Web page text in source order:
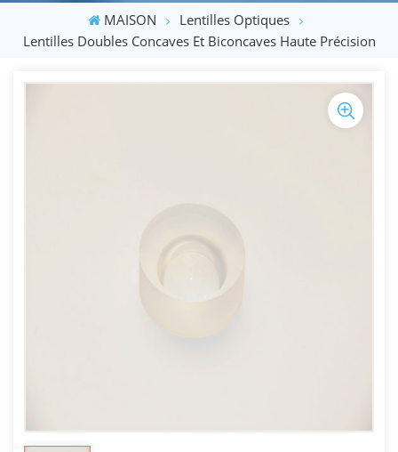
MAISON
Lentilles Optiques
Lentilles Doubles Concaves Et Biconcaves Haute Précision